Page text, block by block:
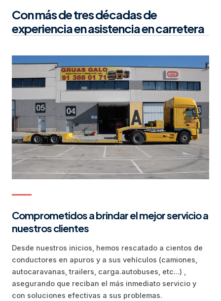
Con más de tres décadas de
experiencia en asistencia en carretera
Comprometidos a brindar el mejor servicio a
nuestros clientes
Desde nuestros inicios, hemos rescatado a cientos de
conductores en apuros y a sus vehículos (camiones,
autocaravanas, trailers, carga.autobuses, etc…) ,
asegurando que reciban el más inmediato servicio y
con soluciones efectivas a sus problemas.